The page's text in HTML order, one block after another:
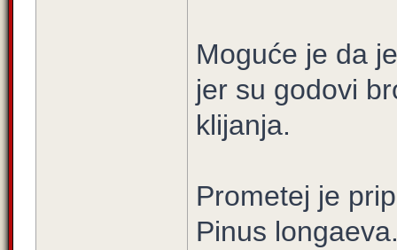
Moguće je da
jer su godovi
klijanja.
Prometej je
Pinus